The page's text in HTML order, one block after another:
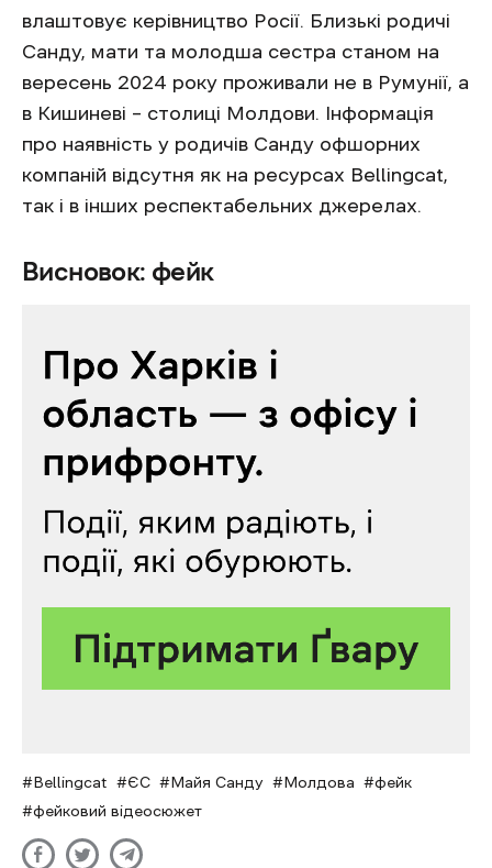
влаштовує керівництво Росії. Близькі родичі
Санду, мати та молодша сестра станом на
вересень 2024 року проживали не в Румунії, а
в Кишиневі – столиці Молдови. Інформація
про наявність у родичів Санду офшорних
компаній відсутня як на ресурсах Bellingcat,
так і в інших респектабельних джерелах.
Висновок: фейк
Bellingcat ЄС Майя Санду Молдова
фейк
фейковий відеосюжет